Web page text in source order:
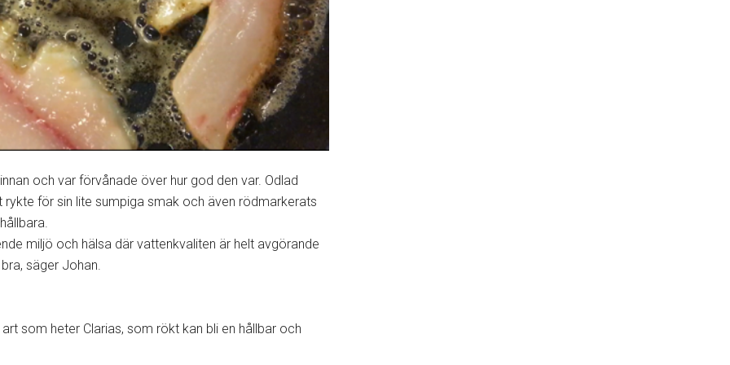
och var förvånade över hur god den var. Odlad
för sin lite sumpiga smak och även rödmarkerats
miljö och hälsa där vattenkvaliten är helt avgörande
säger Johan.
som heter Clarias, som rökt kan bli en hållbar och